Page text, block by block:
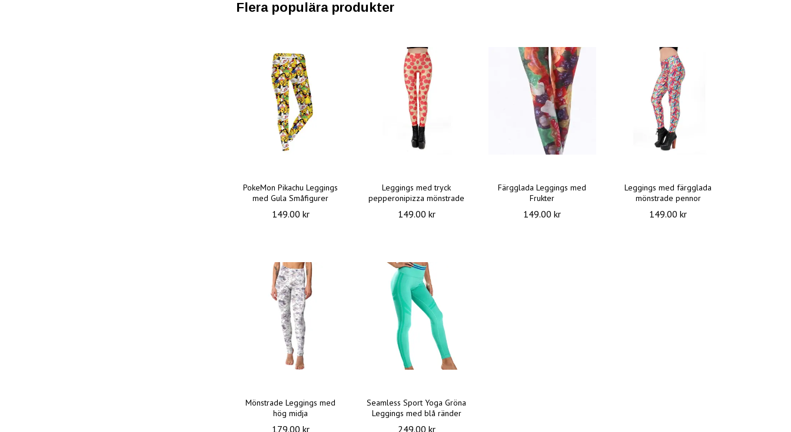
Flera populära produkter
PokeMon Pikachu Leggings
med Gula Småfigurer
149.00 kr
Leggings med tryck
pepperonipizza mönstrade
149.00 kr
Färgglada Leggings med
Frukter
149.00 kr
Leggings med färgglada
mönstrade pennor
149.00 kr
Mönstrade Leggings med
hög midja
179.00 kr
Seamless Sport Yoga Gröna
Leggings med blå ränder
249.00 kr